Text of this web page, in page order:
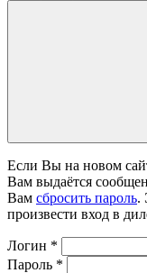
Если Вы на новом
Вам выдаётся
Вам сбросить пароль.
произвести вход в
Логин *
Пароль *